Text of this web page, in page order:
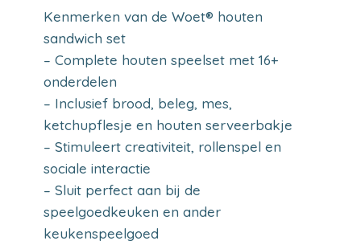
Kenmerken van de Woet® houten
sandwich set
– Complete houten speelset met 16+
onderdelen
– Inclusief brood, beleg, mes,
ketchupflesje en houten serveerbakje
– Stimuleert creativiteit, rollenspel en
sociale interactie
– Sluit perfect aan bij de
speelgoedkeuken en ander
keukenspeelgoed